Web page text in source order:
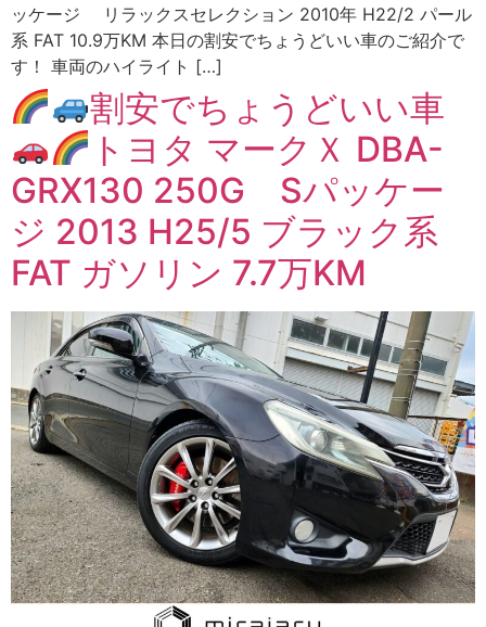
ッケージ リラックスセレクション 2010年 H22/2 パール
系 FAT 10.9万KM 本日の割安でちょうどいい車のご紹介で
す！ 車両のハイライト […]
割安でちょうどいい車
トヨタ マークＸ DBA-
GRX130 250G Sパッケー
ジ 2013 H25/5 ブラック系
FAT ガソリン 7.7万KM